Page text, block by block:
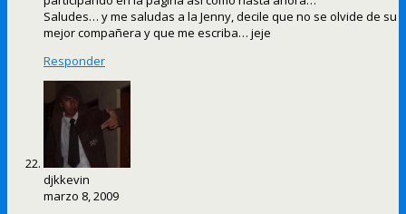
Saludes… y me saludas a la Jenny, decile que no se olvide de su
mejor compañera y que me escriba… jeje
Responder
djkkevin
marzo 8, 2009